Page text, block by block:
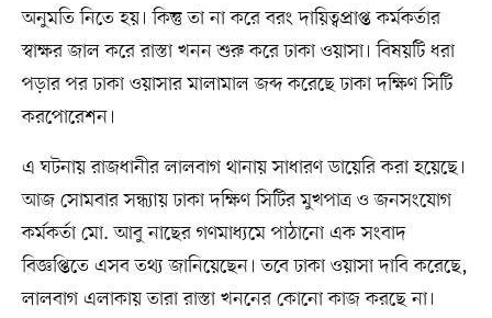
অনুমতি নিতে হয়। কিন্তু তা না করে বরং দায়িত্বপ্রাপ্ত কর্মকর্তার
স্বাক্ষর জাল করে রাস্তা খনন শুরু করে ঢাকা ওয়াসা। বিষয়টি ধরা
পড়ার পর ঢাকা ওয়াসার মালামাল জব্দ করেছে ঢাকা দক্ষিণ সিটি
করপোরেশন।
এ ঘটনায় রাজধানীর লালবাগ থানায় সাধারণ ডায়েরি করা হয়েছে।
আজ সোমবার সন্ধ্যায় ঢাকা দক্ষিণ সিটির মুখপাত্র ও জনসংযোগ
কর্মকর্তা মো. আবু নাছের গণমাধ্যমে পাঠানো এক সংবাদ
বিজ্ঞপ্তিতে এসব তথ্য জানিয়েছেন। তবে ঢাকা ওয়াসা দাবি করেছে,
লালবাগ এলাকায় তারা রাস্তা খননের কোনো কাজ করছে না।